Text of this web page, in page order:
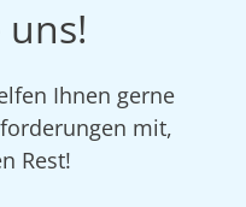
Ihnen gerne
mit,
Rest!